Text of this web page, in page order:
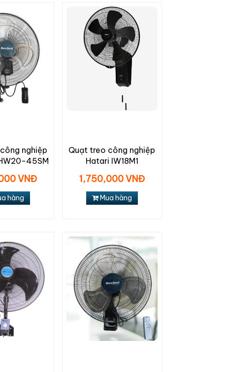
nghiệp
45SM
VNĐ
hàng
Quạt treo công nghiệp
Hatari IW18M1
1,750,000 VNĐ
Mua hàng